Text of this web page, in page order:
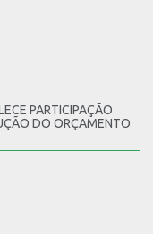
PARTICIPAÇÃO
DO ORÇAMENTO